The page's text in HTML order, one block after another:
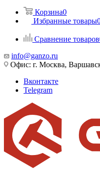
Корзина0
Избранные товары
Сравнение товаров
info@ganzo.ru
Офис: г. Москва,
Вконтакте
Telegram